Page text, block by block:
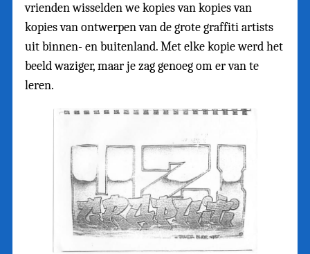
vrienden wisselden we kopies van kopies van
kopies van ontwerpen van de grote graffiti artists
uit binnen- en buitenland. Met elke kopie werd het
beeld waziger, maar je zag genoeg om er van te
leren.